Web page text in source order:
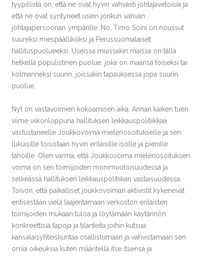
tyypillistä on, että ne ovat hyvin vahvasti johtajavetoisia ja
että ne ovat syntyneet usein jonkun vahvan
johtajapersoonan ympärille. No, Timo Soini on noussut
suureksi miespäälliköksi ja Perussuomalaiset
hallituspuolueeksi. Useissa muissakin maissa on tällä
hetkellä populistinen puolue, joka on maansa toiseksi tai
kolmanneksi suurin, joissakin tapauksessa jopa suurin
puolue.
Nyt on vastavoimien kokoamisen aika. Annan kaiken tuen
viime viikonloppuna hallituksen leikkauspolitiikkaa
vastustaneelle Joukkovoima mielenosoitukselle ja sen
lukuisille toisistaan hyvin erilaisille isolle ja pienille
tahoille. Olen varma, että Joukkovoima mielenosoituksen
voima on sen toimijoiden monimuotoisuudessa ja
selkeässä hallituksen leikkauspolitiikan vastaisuudessa.
Toivon, että paikalliset joukkovoiman aktivistit kykenevät
entisestään vielä laajentamaan verkoston erilaisten
toimijoiden mukaan tuloa ja löytämään käytännön
konkreettisia tapoja ja tilanteita joihin kutsua
kansalaisyhteiskuntaa osallistumaan ja vahvistamaan sen
omia oikeuksia kuten määritellä itse itsensä ja